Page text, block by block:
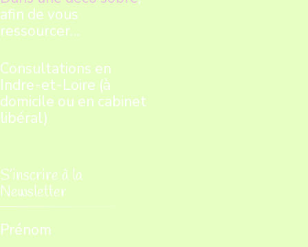
afin de vous
ressourcer…
Consultations en
Indre-et-Loire (à
domicile ou en cabinet
libéral)
S’inscrire à la
Newsletter
Prénom